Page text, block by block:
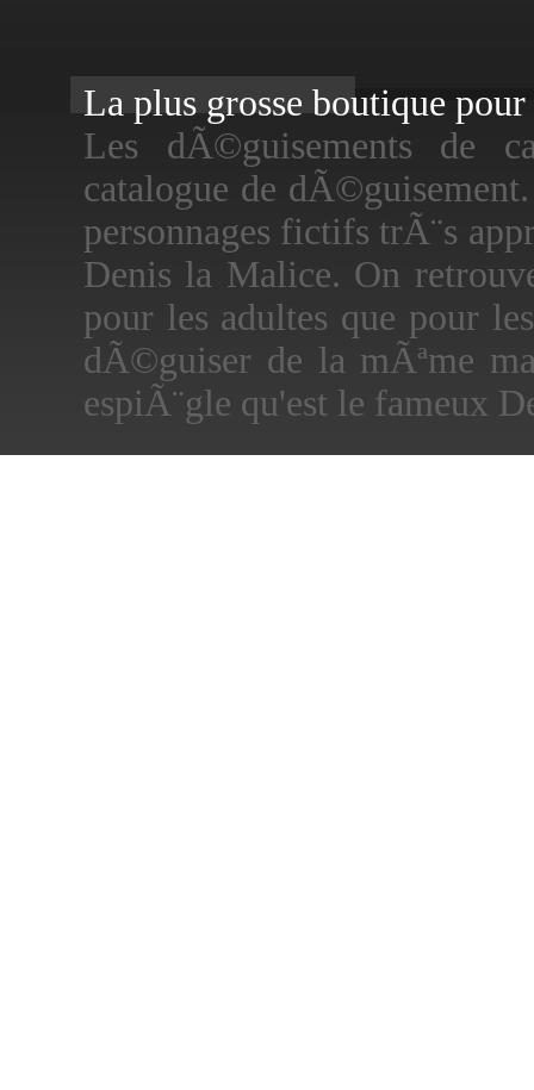
La plus grosse boutique
Les dÃ©guisements de
catalogue de
personnages fictifs trÃ¨s
Denis la Malice. On
pour les adultes que pour
dÃ©guiser de la mÃªme
espiÃ¨gle qu'est le fameux